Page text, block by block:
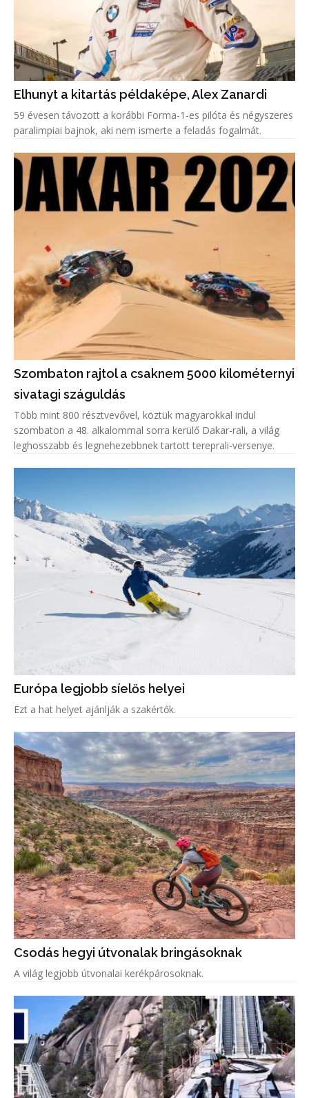
Elhunyt a kitartás példaképe, Alex Zanardi
59 évesen távozott a korábbi Forma-1-es pilóta és négyszeres
paralimpiai bajnok, aki nem ismerte a feladás fogalmát.
Szombaton rajtol a csaknem 5000 kilométernyi
sivatagi száguldás
Több mint 800 résztvevővel, köztük magyarokkal indul
szombaton a 48. alkalommal sorra kerülő Dakar-rali, a világ
leghosszabb és legnehezebbnek tartott tereprali-versenye.
Európa legjobb síelős helyei
Ezt a hat helyet ajánlják a szakértők.
Csodás hegyi útvonalak bringásoknak
A világ legjobb útvonalai kerékpárosoknak.